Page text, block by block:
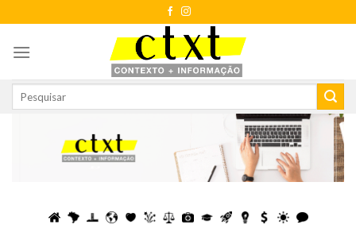
to
content